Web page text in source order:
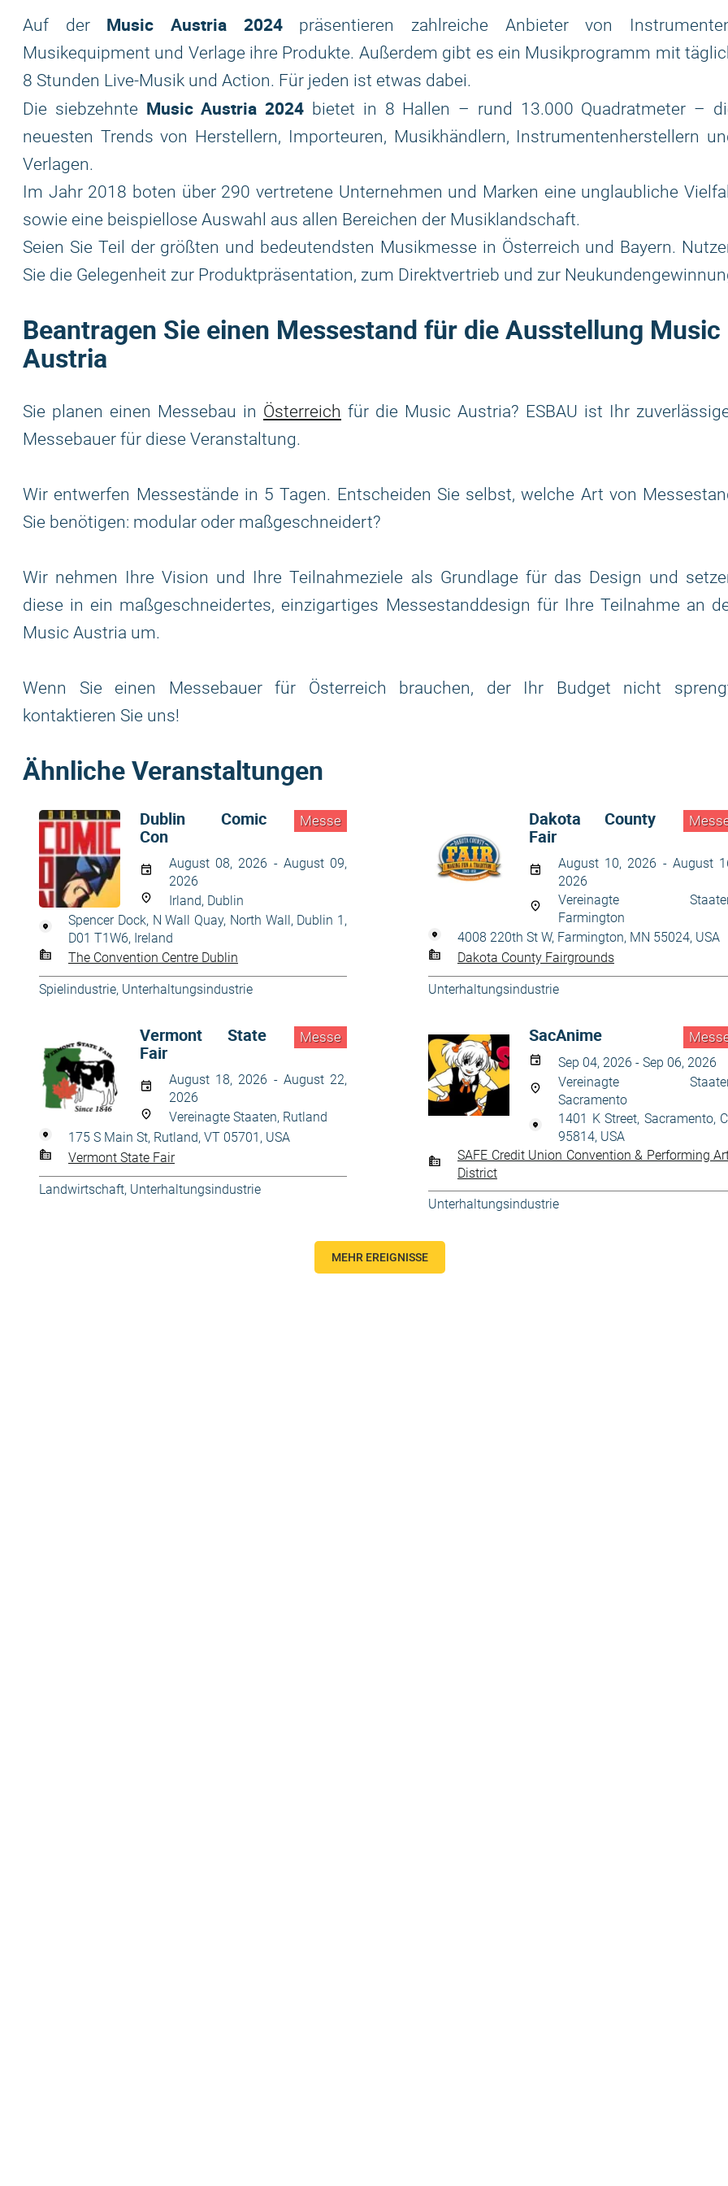
Auf der Music Austria 2024präsentieren zahlreiche Anbieter von
Musikequipment und Verlage ihre Produkte. Außerdem gibt es ein Musikprogramm mit
8 Stunden Live-Musik und Action. Für jeden ist etwas dabei.
Die siebzehnte Music Austria 2024 bietet in 8 Hallen – rund 13.000 Quadratmeter –
neuesten Trends von Herstellern, Importeuren, Musikhändlern, Instrumentenherstellern
Verlagen.
Im Jahr 2018 boten über 290 vertretene Unternehmen und Marken eine unglaubliche
sowie eine beispiellose Auswahl aus allen Bereichen der Musiklandschaft.
Seien Sie Teil der größten und bedeutendsten Musikmesse in Österreich und Bayern.
Sie die Gelegenheit zur Produktpräsentation, zum Direktvertrieb und zur
Beantragen Sie einen Messestand für die Ausstellung Music
Austria
Sie planen einen Messebau in Österreich für die Music Austria? ESBAU ist Ihr
Messebauer für diese Veranstaltung.
Wir entwerfen Messestände in 5 Tagen. Entscheiden Sie selbst, welche Art von
Sie benötigen: modular oder maßgeschneidert?
Wir nehmen Ihre Vision und Ihre Teilnahmeziele als Grundlage für das Design und
diese in ein maßgeschneidertes, einzigartiges Messestanddesign für Ihre Teilnahme an
Music Austria um.
Wenn Sie einen Messebauer für Österreich brauchen, der Ihr Budget nicht
kontaktieren Sie uns!
Ähnliche Veranstaltungen
Messe
Dublin Comic
Con
August 08, 2026 - August 09,
2026
Irland, Dublin
Spencer Dock, N Wall Quay, North Wall, Dublin 1,
D01 T1W6, Ireland
The Convention Centre Dublin
Spielindustrie, Unterhaltungsindustrie
Dakota County
Fair
August 10, 2026 - August
2026
Vereinagte
Farmington
4008 220th St W, Farmington, MN 55024, USA
Dakota County Fairgrounds
Unterhaltungsindustrie
Messe
Vermont State
Fair
August 18, 2026 - August 22,
2026
Vereinagte Staaten, Rutland
175 S Main St, Rutland, VT 05701, USA
Vermont State Fair
Landwirtschaft, Unterhaltungsindustrie
SacAnime
Sep 04, 2026 - Sep 06, 2026
Vereinagte
Sacramento
1401 K Street, Sacramento,
95814, USA
SAFE Credit Union Convention & Performing
District
Unterhaltungsindustrie
MEHR EREIGNISSE